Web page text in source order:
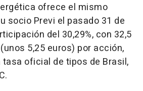
ofrece el mismo
socio Previ el pasado 31 de
del 30,29%, con 32,5
5,25 euros) por acción,
oficial de tipos de Brasil,